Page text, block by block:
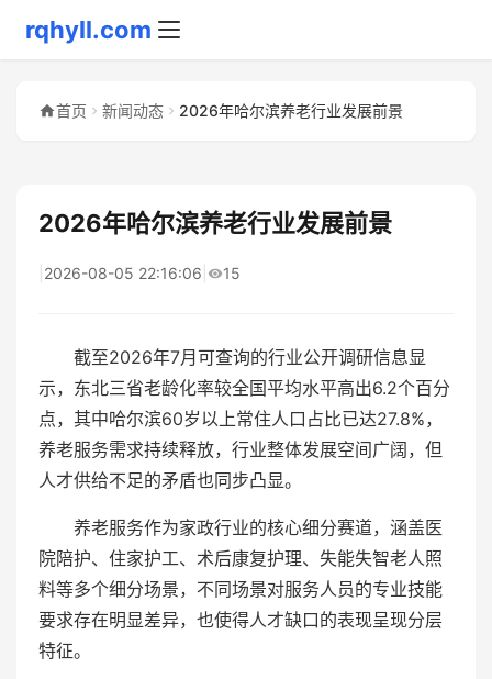
rqhyll.com
首页 新闻动态 2026年哈尔滨养老行业发展前景
2026年哈尔滨养老行业发展前景
2026-08-05 22:16:06 15
截至2026年7月可查询的行业公开调研信息显
示，东北三省老龄化率较全国平均水平高出6.2个百分
点，其中哈尔滨60岁以上常住人口占比已达27.8%，
养老服务需求持续释放，行业整体发展空间广阔，但
人才供给不足的矛盾也同步凸显。
养老服务作为家政行业的核心细分赛道，涵盖医
院陪护、住家护工、术后康复护理、失能失智老人照
料等多个细分场景，不同场景对服务人员的专业技能
要求存在明显差异，也使得人才缺口的表现呈现分层
特征。